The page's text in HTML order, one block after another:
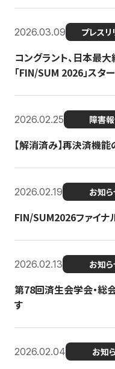
2026.03.09 プレスリ
コングラント、日本最
「FIN/SUM 2026」スタ
2026.02.25 障害
【解消済み】再決済機
2026.02.19 お知ら
FIN/SUM2026ファイナ
2026.02.13 お知ら
第78回済生会学会・総
す
2026.02.04 お知